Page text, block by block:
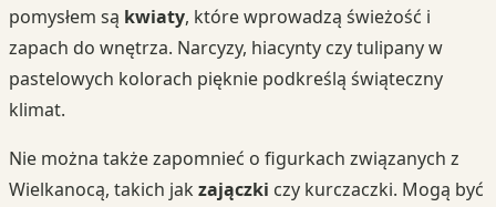
pomysłem są kwiaty, które wprowadzą świeżość i
zapach do wnętrza. Narcyzy, hiacynty czy tulipany w
pastelowych kolorach pięknie podkreślą świąteczny
klimat.
Nie można także zapomnieć o figurkach związanych z
Wielkanocą, takich jak zajączki czy kurczaczki. Mogą być